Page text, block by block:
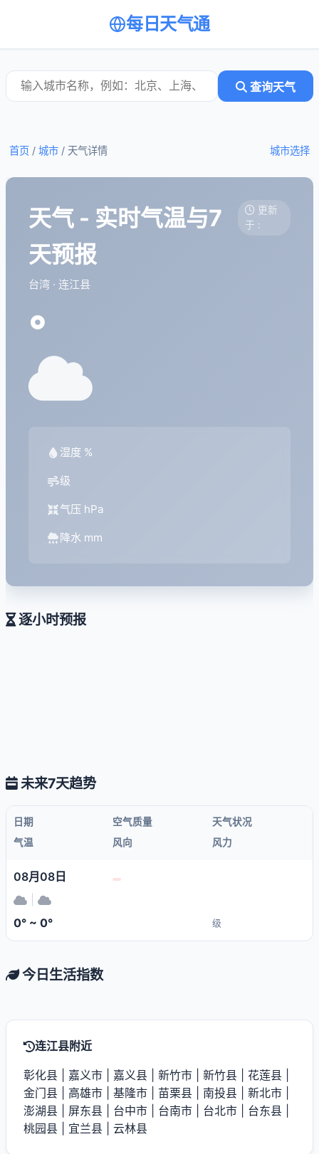
每日天气通
查询天气
城市选择
首页 / 城市 / 天气详情
天气 - 实时气温与7
天预报
台湾 · 连江县
更新
于 :
°
湿度 %
级
气压 hPa
降水 mm
逐小时预报
未来7天趋势
日期 空气质量
天气状况
气温
风向 风力
08月08日
0° ~ 0° 级
今日生活指数
连江县附近
彰化县 嘉义市 嘉义县 新竹市 新竹县 花莲县
金门县
高雄市 基隆市 苗栗县 南投县 新北市
澎湖县
屏东县 台中市 台南市 台北市 台东县
桃园县
宜兰县 云林县